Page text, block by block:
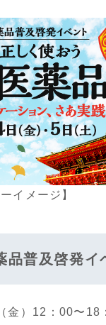
メー
品普及啓発イ
）12：00〜18